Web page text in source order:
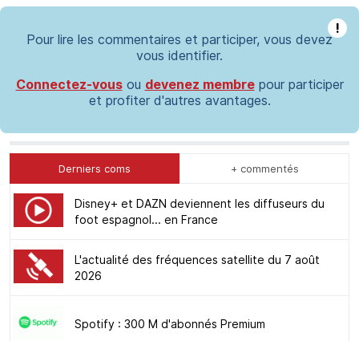
!
Pour lire les commentaires et participer, vous devez
vous identifier.
Connectez-vousou devenez membrepour participer
et profiter d'autres avantages.
Derniers coms + commentés
Disney+ et DAZN deviennent les diffuseurs du
foot espagnol... en France
L'actualité des fréquences satellite du 7 août
2026
Spotify : 300 M d'abonnés Premium